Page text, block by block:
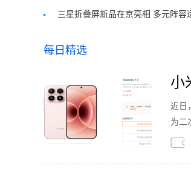
三星折叠屏新品在京亮相 多元阵容
每日精选
小
近日
为二